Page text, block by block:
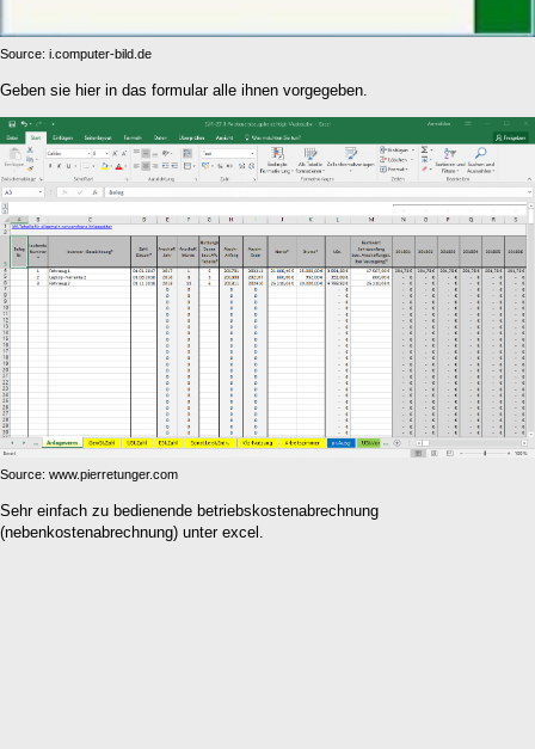
Source: i.computer-bild.de
Geben sie hier in das formular alle ihnen vorgegeben.
Source: www.pierretunger.com
Sehr einfach zu bedienende betriebskostenabrechnung
(nebenkostenabrechnung) unter excel.